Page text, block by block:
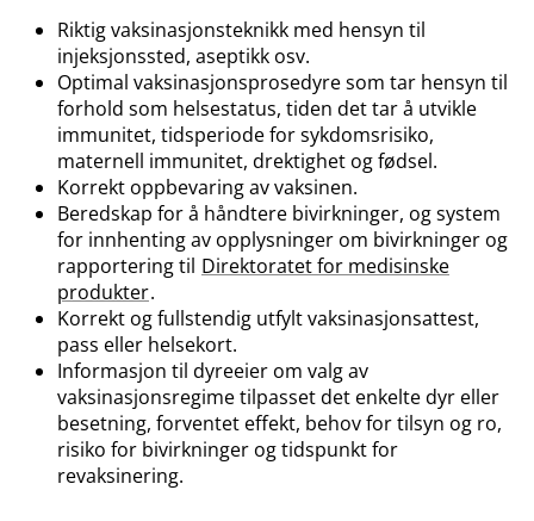
Riktig vaksinasjonsteknikk med hensyn til
injeksjonssted, aseptikk osv.
Optimal vaksinasjonsprosedyre som tar hensyn til
forhold som helsestatus, tiden det tar å utvikle
immunitet, tidsperiode for sykdomsrisiko,
maternell immunitet, drektighet og fødsel.
Korrekt oppbevaring av vaksinen.
Beredskap for å håndtere bivirkninger, og system
for innhenting av opplysninger om bivirkninger og
rapportering til Direktoratet for medisinske
produkter.
Korrekt og fullstendig utfylt vaksinasjonsattest,
pass eller helsekort.
Informasjon til dyreeier om valg av
vaksinasjonsregime tilpasset det enkelte dyr eller
besetning, forventet effekt, behov for tilsyn og ro,
risiko for bivirkninger og tidspunkt for
revaksinering.